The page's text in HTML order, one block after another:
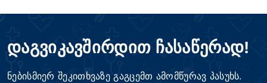
დაგვიკავშირდით ჩასაწერად!
ნებისმიერ შეკითხვაზე გაგცემთ ამომწურავ პასუხს.